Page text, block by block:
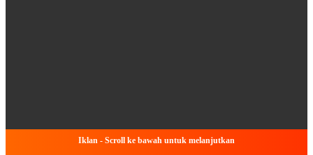
Iklan - Scroll ke bawah untuk melanjutkan